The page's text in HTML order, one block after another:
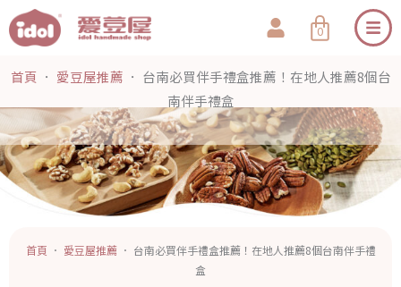
至
內
容
0購
物
籃
首頁 ． 愛豆屋推薦 ． 台南必買伴手禮盒推薦！在地人推薦8個台
南伴手禮盒
首頁 ． 愛豆屋推薦． 台南必買伴手禮盒推薦！在地人推薦8個台南伴手禮
盒